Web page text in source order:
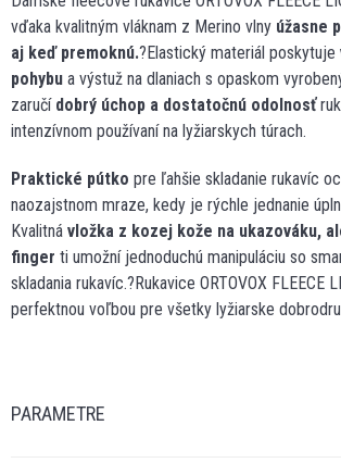
vďaka kvalitným vláknam z Merino vlny úžasne
aj keď premoknú.?Elastický materiál poskytuje
pohybu a výstuž na dlaniach s opaskom
zaručí dobrý úchop a dostatočnú odolnosť
intenzívnom používaní na lyžiarskych túrach.
Praktické pútko pre ľahšie skladanie rukavíc
naozajstnom mraze, kedy je rýchle jednanie
Kvalitná vložka z kozej kože na ukazováku,
finger ti umožní jednoduchú manipuláciu so
skladania rukavíc.?Rukavice ORTOVOX FLEECE
perfektnou voľbou pre všetky lyžiarske
PARAMETRE